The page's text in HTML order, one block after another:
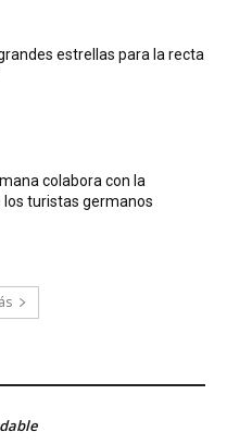
estrellas para la recta
colabora con la
los turistas germanos